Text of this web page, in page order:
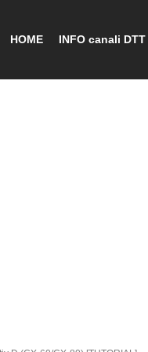
HOME INFO canali DTT